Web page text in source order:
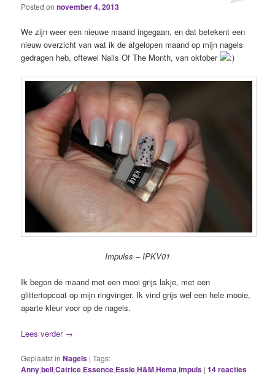
Posted onnovember 4, 2013
We zijn weer een nieuwe maand ingegaan, en dat betekent een
nieuw overzicht van wat ik de afgelopen maand op mijn nagels
gedragen heb, oftewel Nails Of The Month, van oktober
Impulss – IPKV01
Ik begon de maand met een mooi grijs lakje, met een
glittertopcoat op mijn ringvinger. Ik vind grijs wel een hele mooie,
aparte kleur voor op de nagels.
Lees verder →
Geplaatst in Nagels |Tags:
Anny,bell,Catrice,Essence,Essie,H&M,Hema,impuls |14reacties